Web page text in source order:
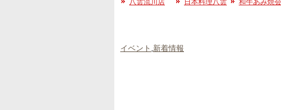
八雲流川店 日本料理八雲 和牛あみ焼
イベント ,新着情報